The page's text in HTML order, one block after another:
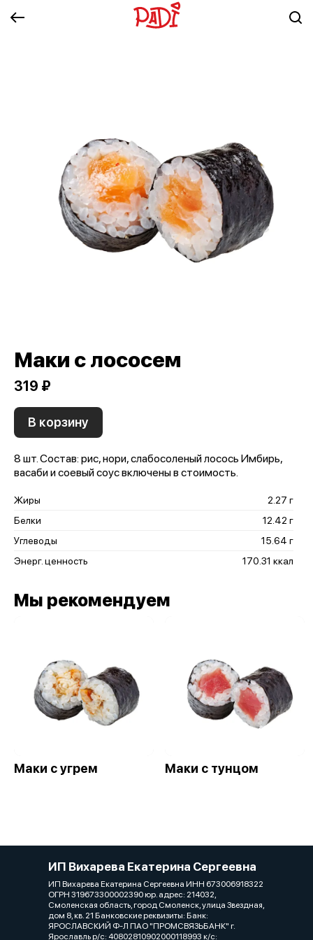
Маки с лососем
319 ₽
В корзину
8 шт. Состав: рис, нори, слабосоленый лосось Имбирь,
васаби и соевый соус включены в стоимость.
Жиры
2.27 г
Белки
12.42 г
Углеводы
15.64 г
Энерг. ценность
170.31 ккал
Мы рекомендуем
Маки с угрем Маки с тунцом
ИП Вихарева Екатерина Сергеевна
ИП Вихарева Екатерина Сергеевна ИНН 673006918322
ОГРН 319673300002390 юр. адрес: 214032,
Смоленская область, город Смоленск, улица Звездная,
дом 8, кв. 21 Банковские реквизиты: Банк:
ЯРОСЛАВСКИЙ Ф-Л ПАО "ПРОМСВЯЗЬБАНК" г.
Ярославль р/с: 40802810902000118993 к/с: